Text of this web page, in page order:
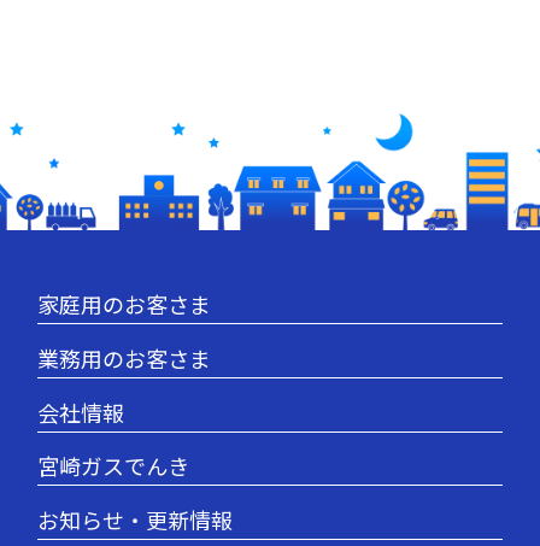
家庭用のお客さま
業務用のお客さま
会社情報
宮崎ガスでんき
お知らせ・更新情報